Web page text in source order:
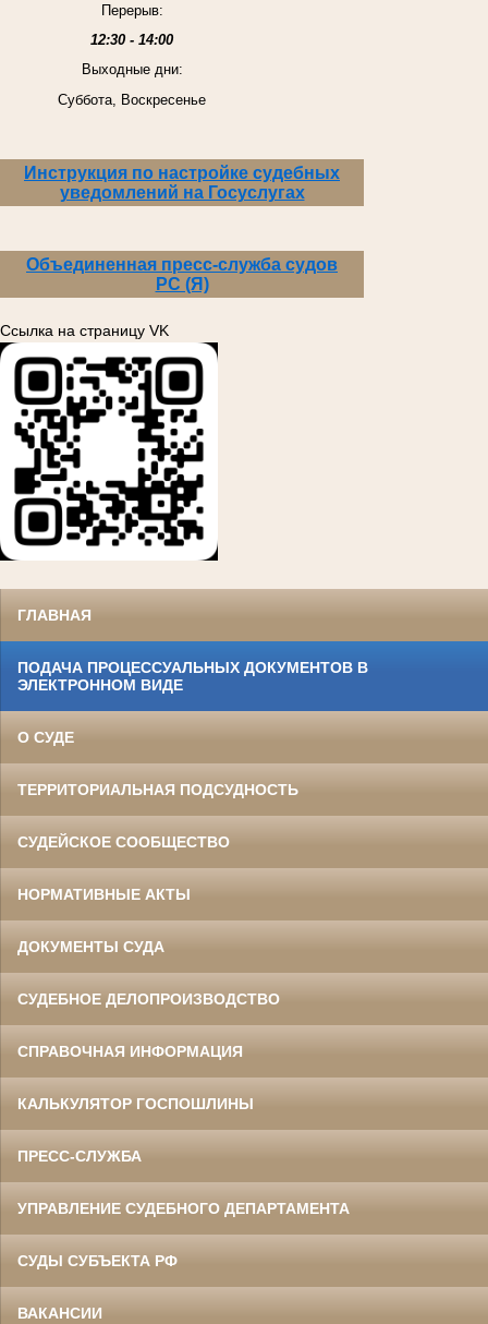
Перерыв:
12:30 - 14:00
Выходные дни:
Суббота, Воскресенье
Инструкция по настройке судебных
уведомлений на Госуслугах
Объединенная пресс-служба судов
РС (Я)
Ссылка на страницу VK
ГЛАВНАЯ
ПОДАЧА ПРОЦЕССУАЛЬНЫХ ДОКУМЕНТОВ В
ЭЛЕКТРОННОМ ВИДЕ
О СУДЕ
ТЕРРИТОРИАЛЬНАЯ ПОДСУДНОСТЬ
СУДЕЙСКОЕ СООБЩЕСТВО
НОРМАТИВНЫЕ АКТЫ
ДОКУМЕНТЫ СУДА
СУДЕБНОЕ ДЕЛОПРОИЗВОДСТВО
СПРАВОЧНАЯ ИНФОРМАЦИЯ
КАЛЬКУЛЯТОР ГОСПОШЛИНЫ
ПРЕСС-СЛУЖБА
УПРАВЛЕНИЕ СУДЕБНОГО ДЕПАРТАМЕНТА
СУДЫ СУБЪЕКТА РФ
ВАКАНСИИ